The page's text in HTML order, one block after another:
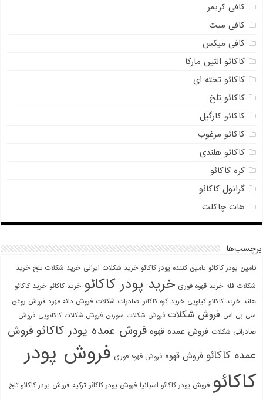
کافی کریمر
کافی میت
کافی میکس
کاکائو التین مارکا
کاکائو تخته ای
کاکائو تلخ
کاکائو کارگیل
کاکائو مرغوب
کاکائو هلندی
کره کاکائو
گرانول کاکائو
هات چاکلت
برچسب‌ها
تامین پودر کاکائو تامین کننده پودر کاکائو خرید شکلات ایرانی خرید شکلات تلخ خرید
شکلات فله خرید قهوه فوری خرید پودر کاکائو خرید کاکائو خرید کاکائو
هلند خرید کاکائو کیلویی خرید کره کاکائو صادرات شکلات فروش دانه قهوه فروش روغن
سی بی اس فروش شکلات فروش شکلات سوربن فروش شکلات کاکائویی فروش
صادراتی شکلات فروش عمده قهوه فروش عمده پودر کاکائو فروش
عمده کاکائو فروش قهوه فروش قهوه فوری فروش پودر
کاکائو فروش پودر کاکائو اسپانیا فروش پودر کاکائو ترکیه فروش پودر کاکائو تلخ